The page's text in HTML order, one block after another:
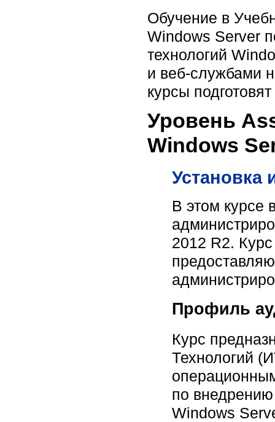
Обучение в
Windows Server
технологий
и веб-службами
курсы
Уровень
Windows
Установка
В этом курсе
2012 R2.
Профиль
Курс
Технологий
по
Windows